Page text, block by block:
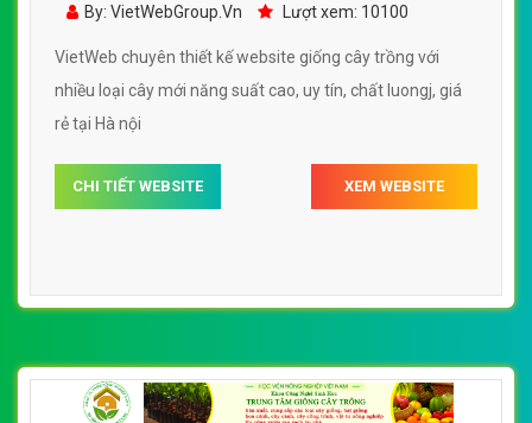
By: VietWebGroup.Vn Lượt xem: 10100
VietWeb chuyên thiết kế website giống cây trồng với
nhiều loại cây mới năng suất cao, uy tín, chất luongj, giá
rẻ tại Hà nội
CHI TIẾT WEBSITE XEM WEBSITE